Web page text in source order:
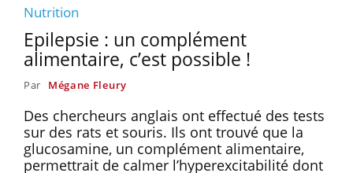
Nutrition
Epilepsie : un complément
alimentaire, c’est possible !
Par Mégane Fleury
Des chercheurs anglais ont effectué des tests
sur des rats et souris. Ils ont trouvé que la
glucosamine, un complément alimentaire,
permettrait de calmer l’hyperexcitabilité dont